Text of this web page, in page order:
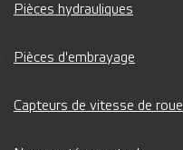
Pièces hydrauliques
Pièces d'embrayage
Capteurs de vitesse de roue